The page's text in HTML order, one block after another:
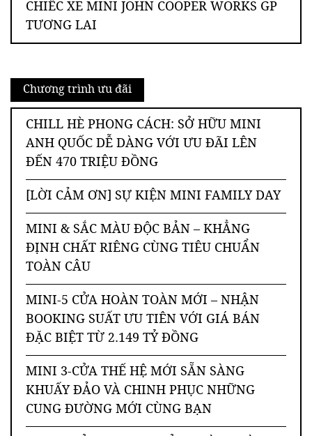
CHIẾC XE MINI JOHN COOPER WORKS GP
TƯƠNG LAI
Chương trình ưu đãi
CHILL HÈ PHONG CÁCH: SỞ HỮU MINI
ANH QUỐC DỄ DÀNG VỚI ƯU ĐÃI LÊN
ĐẾN 470 TRIỆU ĐỒNG
[LỜI CẢM ƠN] SỰ KIỆN MINI FAMILY DAY
MINI & SẮC MÀU ĐỘC BẢN – KHẲNG
ĐỊNH CHẤT RIÊNG CÙNG TIÊU CHUẨN
TOÀN CÂU
MINI-5 CỬA HOÀN TOÀN MỚI – NHẬN
BOOKING SUẤT ƯU TIÊN VỚI GIÁ BÁN
ĐẶC BIỆT TỪ 2.149 TỶ ĐỒNG
MINI 3-CỬA THẾ HỆ MỚI SẴN SÀNG
KHUẤY ĐẢO VÀ CHINH PHỤC NHỮNG
CUNG ĐƯỜNG MỚI CÙNG BẠN